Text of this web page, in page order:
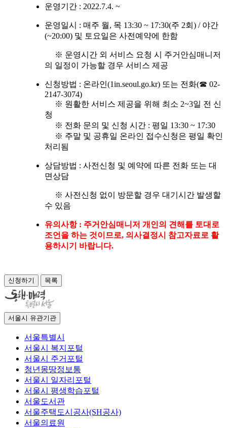
운영기간 : 2022.7.4. ~
운영일시 : 매주 월, 목 13:30 ~ 17:30(주 2회) / 야간
(~20:00) 및 토요일은 사전예약에 한함
※ 운영시간 외 서비스 요청 시 주거안심매니저
의 일정이 가능할 경우 서비스 제공
신청방법 : 온라인(1in.seoul.go.kr) 또는 전화(☎ 02-
2147-3074)
※ 원활한 서비스 제공을 위해 최소 2~3일 전 신
청
※ 전화 문의 및 신청 시간 : 평일 13:30 ~ 17:30
※ 주말 및 공휴일 온라인 접수신청은 평일 확인
처리됨
상담방법 : 사전신청 및 예약에 따른 전화 또는 대
면상담
※ 사전신청 없이 방문할 경우 대기시간 발생할
수 있음
유의사항 : 주거안심매니저 개인의 견해를 토대로
조언을 하는 것이므로, 의사결정시 참고자료로 활
용하시기 바랍니다.
신청하기 목록
서울시 유관기관
서울특별시
서울시 복지포털
서울시 주거포털
청년몽땅정보통
서울시 일자리포털
서울시 평생학습포털
서울도서관
서울주택도시공사(SH공사)
서울의료원